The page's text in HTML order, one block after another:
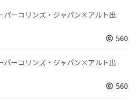
パーコリンズ・ジャパン×アルト出
560
パーコリンズ・ジャパン×アルト出
560